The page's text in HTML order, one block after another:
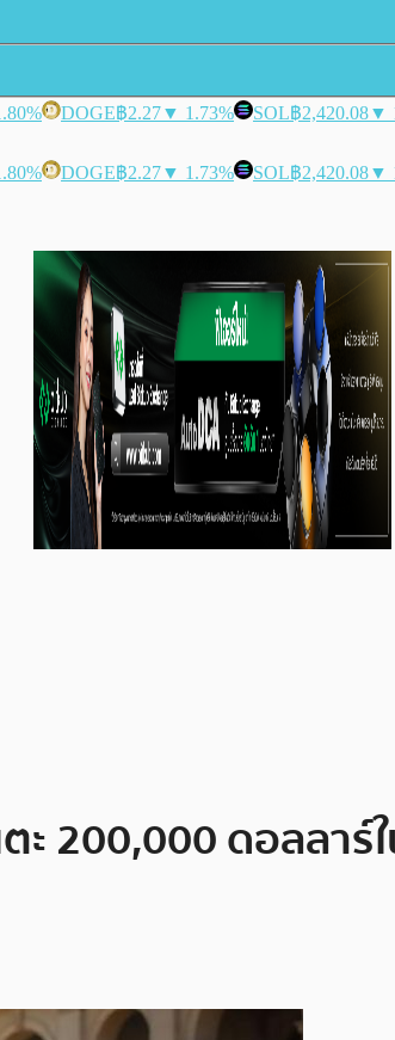
DOGE฿2.27▼ 1.73% SOL฿2,420.08▼
DOGE฿2.27▼ 1.73% SOL฿2,420.08▼
ะ 200,000 ดอลลา